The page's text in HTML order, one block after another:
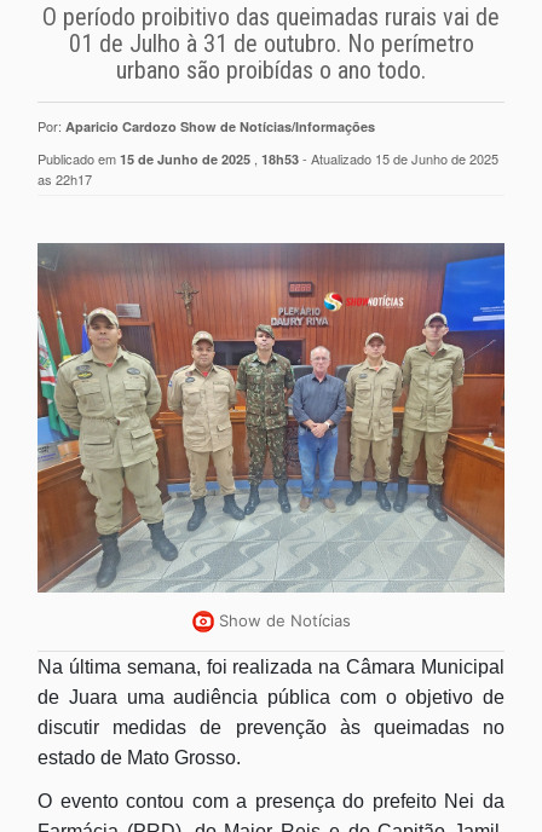
O período proibitivo das queimadas rurais vai de
01 de Julho à 31 de outubro. No perímetro
urbano são proibídas o ano todo.
Por: Aparicio Cardozo Show de Notícias/Informações
Publicado em 15 de Junho de 2025 18h53 - Atualizado 15 de Junho de 2025
as 22h17
Show de Notícias
Na última semana, foi realizada na Câmara Municipal
de Juara uma audiência pública com o objetivo de
discutir medidas de prevenção às queimadas no
estado de Mato Grosso.
O evento contou com a presença do prefeito Nei da